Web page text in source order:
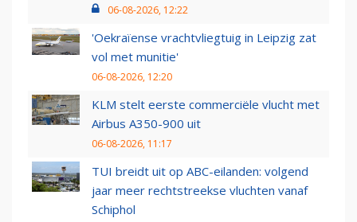
06-08-2026, 12:22
'Oekraïense vrachtvliegtuig in Leipzig zat
vol met munitie'
06-08-2026, 12:20
KLM stelt eerste commerciële vlucht met
Airbus A350-900 uit
06-08-2026, 11:17
TUI breidt uit op ABC-eilanden: volgend
jaar meer rechtstreekse vluchten vanaf
Schiphol